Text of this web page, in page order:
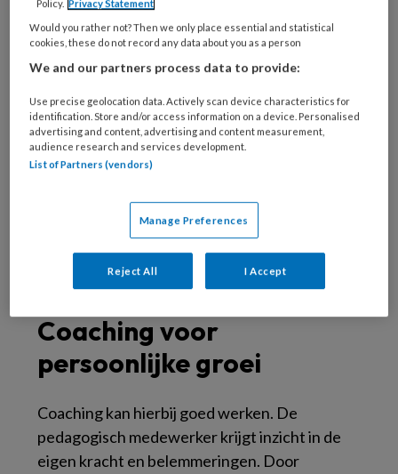
een aantal baby’s. Ook elke pedagogisch
medewerker zit anders in elkaar: waar de één
een belemmering ziet, ziet de ander een
om? Worden je medewerkers uitgedaagd door
jou als leidinggevende? Krijgen zij wel eens
feedback van een collega? Of geeft de pm’er
kunnen worden? Of denk jij dat er méér te
halen valt uit bijvoorbeeld de
voorleesmomenten?
Coaching voor
persoonlijke groei
Coaching kan hierbij goed werken. De
pedagogisch medewerker krijgt inzicht in de
eigen kracht en belemmeringen. Door
Policy. Privacy Statement
Would you rather not? Then we only place essential and statistical
cookies, these do not record any data about you as a person
We and our partners process data to provide:
Use precise geolocation data. Actively scan device characteristics for
identification. Store and/or access information on a device. Personalised
advertising and content, advertising and content measurement,
audience research and services development.
List of Partners (vendors)
Manage Preferences
Reject All I Accept